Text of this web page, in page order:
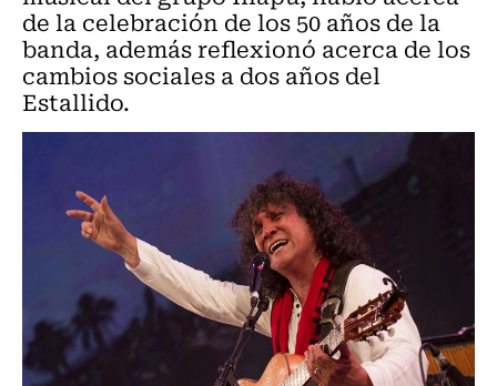
de la celebración de los 50 años de la
banda, además reflexionó acerca de los
cambios sociales a dos años del
Estallido.